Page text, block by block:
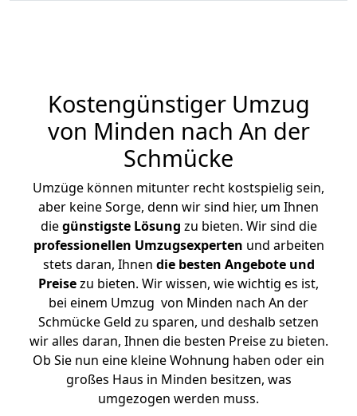
Kostengünstiger Umzug
von Minden nach An der
Schmücke
Umzüge können mitunter recht kostspielig sein,
aber keine Sorge, denn wir sind hier, um Ihnen
diegünstigste Lösung zu bieten. Wir sind die
professionellen Umzugsexperten und arbeiten
stets daran, Ihnen die besten Angebote und
Preisezu bieten. Wir wissen, wie wichtig es ist,
bei einem Umzug von Minden nach An der
Schmücke Geld zu sparen, und deshalb setzen
wir alles daran, Ihnen die besten Preise zu bieten.
Ob Sie nun eine kleine Wohnung haben oder ein
großes Haus in Minden besitzen, was
umgezogen werden muss.